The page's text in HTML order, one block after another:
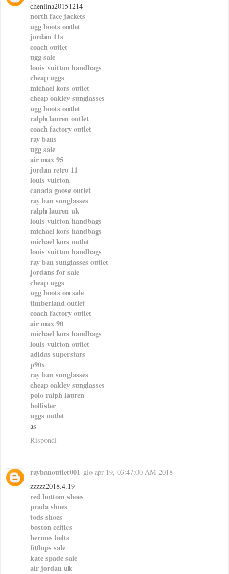
chenlina20151214
north face jackets
ugg boots outlet
jordan 11s
coach outlet
ugg sale
louis vuitton handbags
cheap uggs
michael kors outlet
cheap oakley sunglasses
ugg boots outlet
ralph lauren outlet
coach factory outlet
ray bans
ugg sale
air max 95
jordan retro 11
louis vuitton
canada goose outlet
ray ban sunglasses
ralph lauren uk
louis vuitton handbags
michael kors handbags
michael kors outlet
louis vuitton handbags
ray ban sunglasses outlet
jordans for sale
cheap uggs
ugg boots on sale
timberland outlet
coach factory outlet
air max 90
michael kors handbags
louis vuitton outlet
adidas superstars
p90x
ray ban sunglasses
cheap oakley sunglasses
polo ralph lauren
hollister
uggs outlet
as
Rispondi
raybanoutlet001 gio apr 19, 03:47:00 AM 2018
zzzzz2018.4.19
red bottom shoes
prada shoes
tods shoes
boston celtics
hermes belts
fitflops sale
kate spade sale
air jordan uk